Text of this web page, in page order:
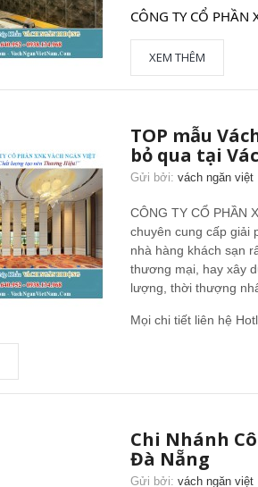
CÔNG TY CỔ PHẦN
XEM THÊM
TOP mẫu
bỏ qua tại
Gửi bởi: vách ngăn việt
CÔNG TY CỔ PHẦN
chuyên cung cấp giải
nhà hàng khách sạn
thương mại, hay xây
lượng, thời thượng
Mọi chi tiết liên hệ
Chi Nhánh
Đà Nẵng
Gửi bởi: vách ngăn việt